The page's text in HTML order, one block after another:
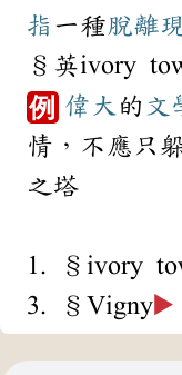
指 一種脫離
§英ivory
例 偉大 的 文
情，不應只
之塔
1. §ivory
3. §Vigny ▶️